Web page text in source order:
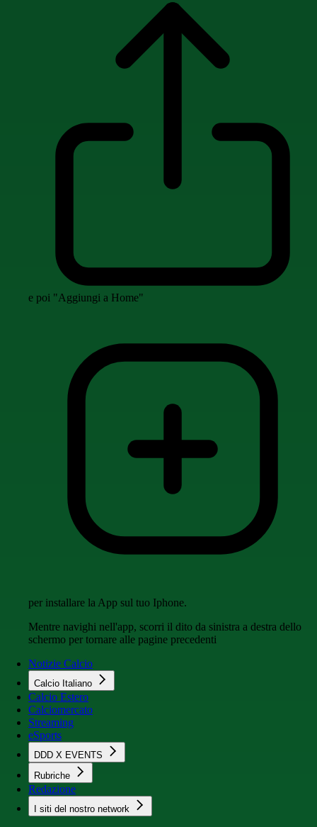
e poi "Aggiungi a Home"
per installare la App sul tuo Iphone.
Mentre navighi nell'app, scorri il dito da sinistra a destra dello
schermo per tornare alle pagine precedenti
Notizie Calcio
Calcio Italiano
Calcio Estero
Calciomercato
Streaming
eSports
DDD X EVENTS
Rubriche
Redazione
I siti del nostro network